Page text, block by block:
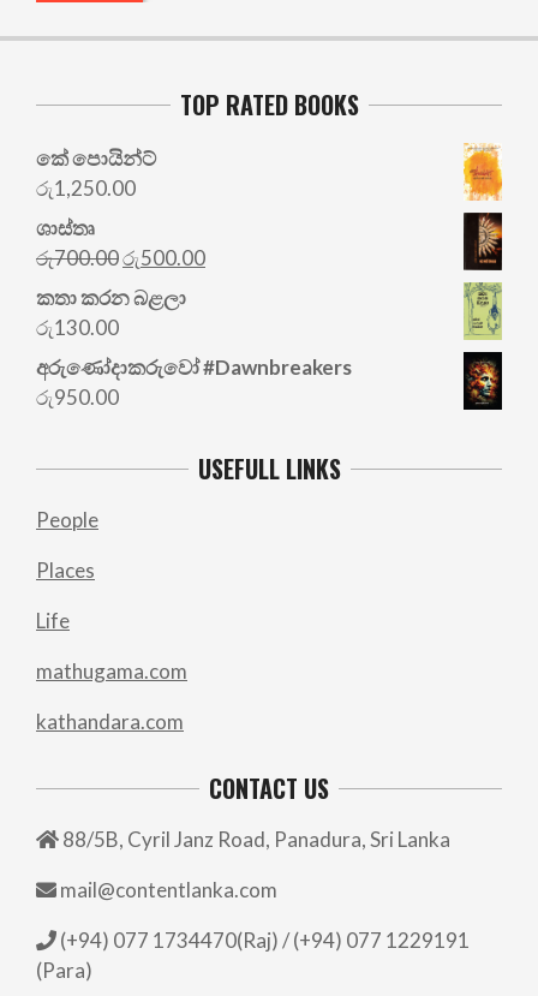
TOP RATED BOOKS
කේ පොයින්ට්
රු1,250.00
ශාස්තෘ
රු700.00Original
price
was:
රු500.00Current
කතා කරන බළලා
රු130.00
අරු‍ණෝදාකරුවෝ #Dawnbreakers
රු950.00
USEFULL LINKS
People
Places
Life
mathugama.com
kathandara.com
CONTACT US
88/5B, Cyril Janz Road, Panadura, Sri Lanka
mail@contentlanka.com
(+94) 077 1734470(Raj) / (+94) 077 1229191
(Para)